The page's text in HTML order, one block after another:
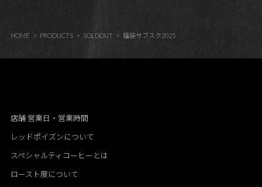
HOME PRODUCTS SOLDOUT 福袋サブスク2025
店舗 営業日・営業時間
レッドポイズンについて
スペシャルティコーヒーとは
ロースト度について